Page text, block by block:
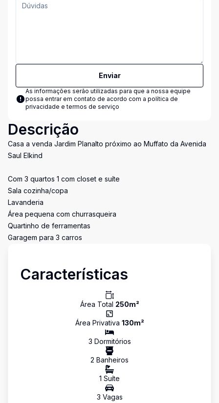
Enviar
As informações serão utilizadas para que a nossa equipe
possa entrar em contato de acordo com a política de
privacidade e termos de serviço
Descrição
Casa a venda Jardim Planalto próximo ao Muffato da Avenida
Saul Elkind
Com 3 quartos 1 com closet e suíte
Sala cozinha/copa
Lavanderia
Área pequena com churrasqueira
Quartinho de ferramentas
Garagem para 3 carros
Características
Área Total 250m²
Área Privativa 130m²
3 Dormitórios
2 Banheiros
1 Suíte
3 Vagas